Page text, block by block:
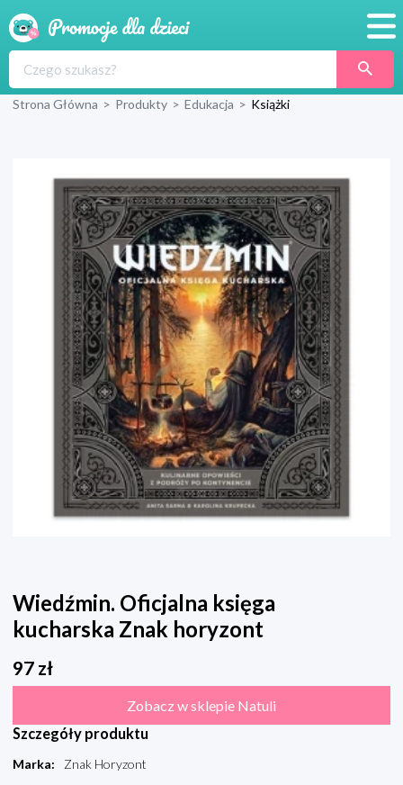
Produkty
Blog
Wyprawka
Strona Główna > Produkty > Edukacja > Książki
Wiedźmin. Oficjalna księga
kucharska Znak horyzont
97 zł
Zobacz w sklepie Natuli
Szczegóły produktu
Marka:
Znak Horyzont